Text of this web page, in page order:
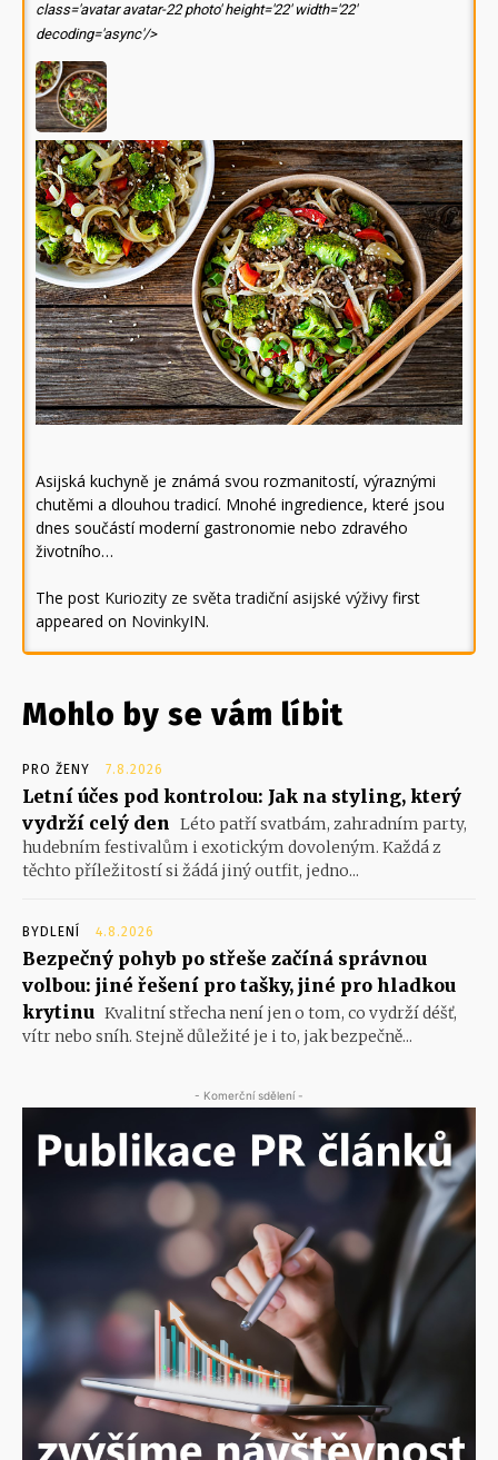
class='avatar avatar-22 photo' height='22' width='22'
decoding='async'/>
Asijská kuchyně je známá svou rozmanitostí, výraznými
chutěmi a dlouhou tradicí. Mnohé ingredience, které jsou
dnes součástí moderní gastronomie nebo zdravého
životního…
The post Kuriozity ze světa tradiční asijské výživy first
appeared on NovinkyIN.
Mohlo by se vám líbit
PRO ŽENY 7.8.2026
Letní účes pod kontrolou: Jak na styling, který
vydrží celý den Léto patří svatbám, zahradním party,
hudebním festivalům i exotickým dovoleným. Každá z
těchto příležitostí si žádá jiný outfit, jedno...
BYDLENÍ 4.8.2026
Bezpečný pohyb po střeše začíná správnou
volbou: jiné řešení pro tašky, jiné pro hladkou
krytinu Kvalitní střecha není jen o tom, co vydrží déšť,
vítr nebo sníh. Stejně důležité je i to, jak bezpečně...
- Komerční sdělení -